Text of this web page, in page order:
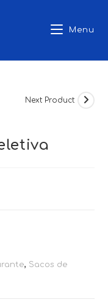
Menu
Next Product
, Sacos de